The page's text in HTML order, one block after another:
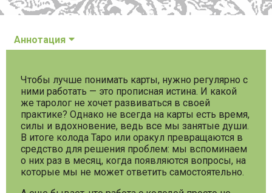
Аннотация
Чтобы лучше понимать карты, нужно регулярно с
ними работать — это прописная истина. И какой
же таролог не хочет развиваться в своей
практике? Однако не всегда на карты есть время,
силы и вдохновение, ведь все мы занятые души.
В итоге колода Таро или оракул превращаются в
средство для решения проблем: мы вспоминаем
о них раз в месяц, когда появляются вопросы, на
которые мы не может ответить самостоятельно.